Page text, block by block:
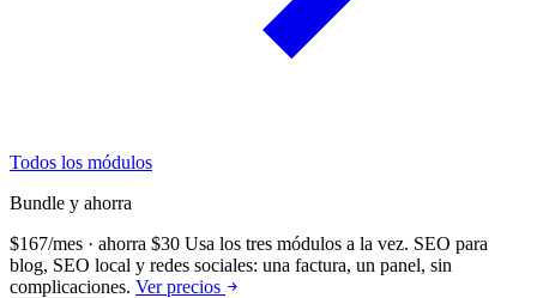
Todos los módulos
Bundle y ahorra
$167/mes · ahorra $30 Usa los tres módulos a la vez. SEO para
blog, SEO local y redes sociales: una factura, un panel, sin
complicaciones. Ver precios